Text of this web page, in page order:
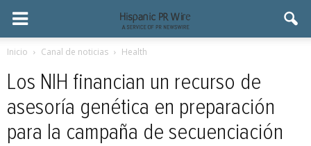
Inicio Canal de noticias Health
Los NIH financian un recurso de
asesoría genética en preparación
para la campaña de secuenciación